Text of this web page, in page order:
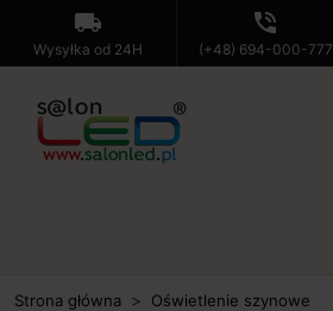
local_shipping
Wysyłka od 24H
phone_in_talk
(+48) 694-000-777
Strona główna Oświetlenie szynowe